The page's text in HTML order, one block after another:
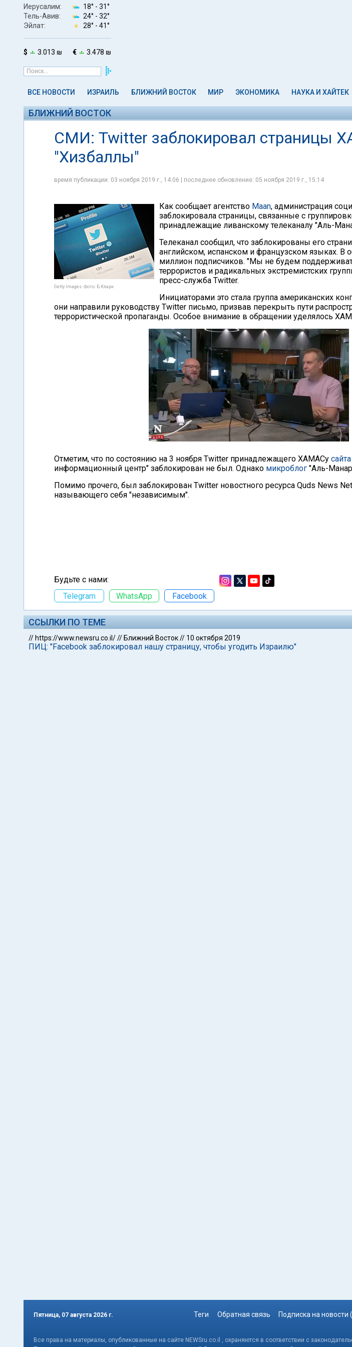
Иерусалим: 18° - 31°
Тель-Авив:
24° - 32°
Эйлат:
28° - 41°
$ 3.013 ₪ € 3.478 ₪
ВСЕ НОВОСТИ ИЗРАИЛЬ БЛИЖНИЙ ВОСТОК МИР ЭКОНОМИКА НАУКА И ХАЙТЕК
БЛИЖНИЙ ВОСТОК
СМИ: Twitter заблокировал страницы
"Хизбаллы"
время публикации: 03 ноября 2019 г., 14:06 | последнее обновление: 05 ноября 2019 г., 15:14
Getty Images. Фото: Б.Кларк
Как сообщает агентство Maan, администрация
заблокировала страницы, связанные с
принадлежащие ливанскому телеканалу "Аль-
Телеканал сообщил, что заблокированы его
английском, испанском и французском языках. В
миллион подписчиков. "Мы не будем
террористов и радикальных экстремистских
пресс-служба Twitter.
Инициаторами это стала группа американских
они направили руководству Twitter письмо, призвав перекрыть пути
террористической пропаганды. Особое внимание в обращении уделялось
Отметим, что по состоянию на 3 ноября Twitter принадлежащего ХАМАСу сайта
информационный центр" заблокирован не был. Однако микроблог "Аль-
Помимо прочего, был заблокирован Twitter новостного ресурса Quds News
называющего себя "независимым".
Будьте с нами:
Telegram
WhatsApp Facebook
ССЫЛКИ ПО ТЕМЕ
// https://www.newsru.co.il/// Ближний Восток// 10 октября 2019
ПИЦ: "Facebook заблокировал нашу страницу, чтобы угодить Израилю"
Пятница, 07 августа 2026 г. Теги Обратная связь Подписка на новости
Все права на материалы, опубликованные на сайте NEWSru.co.il , охраняются в соответствии с